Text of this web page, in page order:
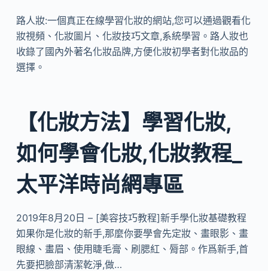
路人妝:一個真正在線學習化妝的網站,您可以通過觀看化
妝視頻、化妝圖片、化妝技巧文章,系統學習。路人妝也
收錄了國內外著名化妝品牌,方便化妝初學者對化妝品的
選擇。
【化妝方法】學習化妝,
如何學會化妝,化妝教程_
太平洋時尚網專區
2019年8月20日 – [美容技巧教程]新手學化妝基礎教程
如果你是化妝的新手,那麼你要學會先定妝、畫眼影、畫
眼線、畫眉、使用睫毛膏、刷腮紅、脣部。作爲新手,首
先要把臉部清潔乾淨,做…